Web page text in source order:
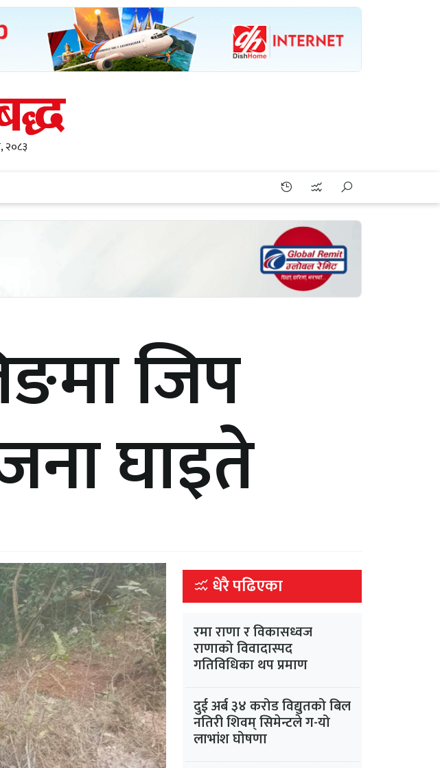
२०८३
जिप
घाइते
धेरै पढिएका
रमा राणा र विकासध्वज
राणाको विवादास्पद
गतिविधिका थप प्रमाण
दुई अर्ब ३४ करोड विद्युतको बिल
नतिरी शिवम् सिमेन्टले ग-यो
लाभांश घोषणा